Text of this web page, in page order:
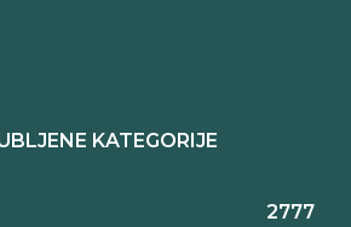
KATEGORIJE
2777